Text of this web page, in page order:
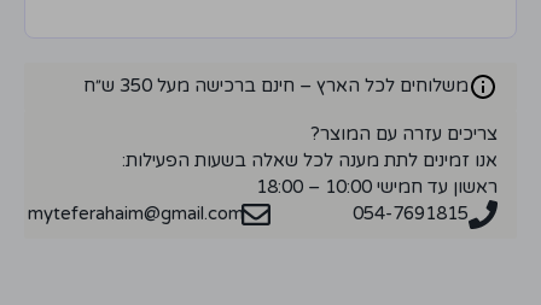
משלוחים לכל הארץ – חינם ברכישה מעל 350 ש״ח
צריכים עזרה עם המוצר?
אנו זמינים לתת מענה לכל שאלה בשעות הפעילות:
ראשון עד חמישי 10:00 – 18:00
054-7691815
myteferahaim@gmail.com